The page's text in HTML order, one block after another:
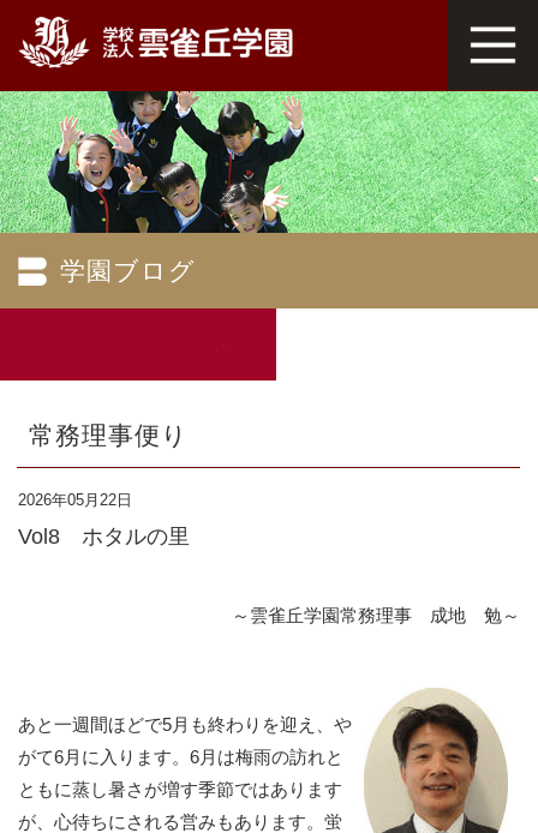
学園ブログ
常務理事便り
2026年05月22日
Vol8 ホタルの里
～雲雀丘学園常務理事 成地 勉～
あと一週間ほどで5月も終わりを迎え、や
がて6月に入ります。6月は梅雨の訪れと
ともに蒸し暑さが増す季節ではあります
が、心待ちにされる営みもあります。蛍